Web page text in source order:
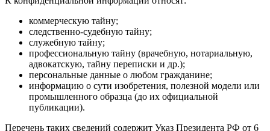
коммерческую тайну;
следственно-судебную тайну;
служебную тайну;
профессиональную тайну (врачебную, нотариальную,
адвокатскую, тайну переписки и др.);
персональные данные о любом гражданине;
информацию о сути изобретения, полезной модели или
промышленного образца (до их официальной
публикации).
Перечень таких сведений содержит Указ Президента РФ от 6